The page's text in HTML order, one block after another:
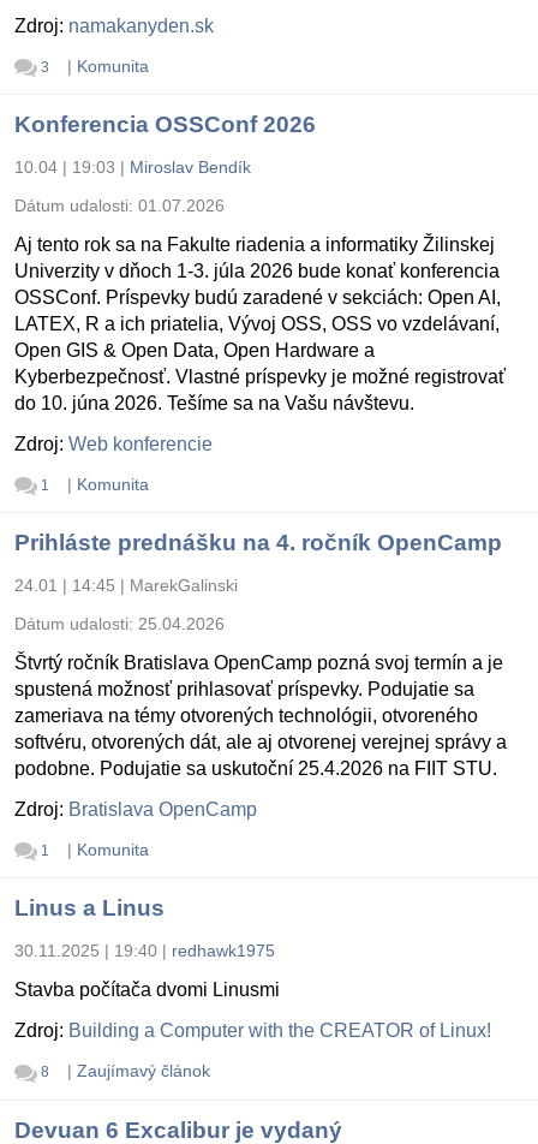
Zdroj: namakanyden.sk
3 | Komunita
Konferencia OSSConf 2026
10.04 | 19:03 | Miroslav Bendík
Dátum udalosti: 01.07.2026
Aj tento rok sa na Fakulte riadenia a informatiky Žilinskej
Univerzity v dňoch 1-3. júla 2026 bude konať konferencia
OSSConf. Príspevky budú zaradené v sekciách: Open AI,
LATEX, R a ich priatelia, Vývoj OSS, OSS vo vzdelávaní,
Open GIS & Open Data, Open Hardware a
Kyberbezpečnosť. Vlastné príspevky je možné registrovať
do 10. júna 2026. Tešíme sa na Vašu návštevu.
Zdroj: Web konferencie
1 | Komunita
Prihláste prednášku na 4. ročník OpenCamp
24.01 | 14:45 | MarekGalinski
Dátum udalosti: 25.04.2026
Štvrtý ročník Bratislava OpenCamp pozná svoj termín a je
spustená možnosť prihlasovať príspevky. Podujatie sa
zameriava na témy otvorených technológii, otvoreného
softvéru, otvorených dát, ale aj otvorenej verejnej správy a
podobne. Podujatie sa uskutoční 25.4.2026 na FIIT STU.
Zdroj: Bratislava OpenCamp
1 | Komunita
Linus a Linus
30.11.2025 | 19:40 | redhawk1975
Stavba počítača dvomi Linusmi
Zdroj: Building a Computer with the CREATOR of Linux!
8 | Zaujímavý článok
Devuan 6 Excalibur je vydaný